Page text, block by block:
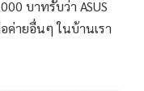
บาทรับว่า ASUS
ค่ายอื่นๆ ในบ้านเรา